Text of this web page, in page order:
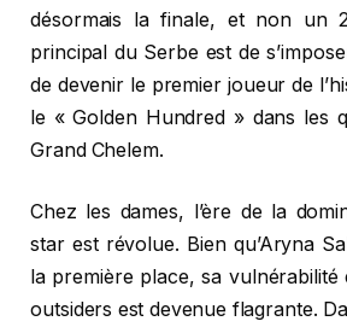
désormais la finale, et non un
principal du Serbe est de
de devenir le premier joueur de
le « Golden Hundred » dans les
Grand Chelem.
Chez les dames, l’ère de la
star est révolue. Bien qu’Aryna
la première place, sa
outsiders est devenue flagrante.